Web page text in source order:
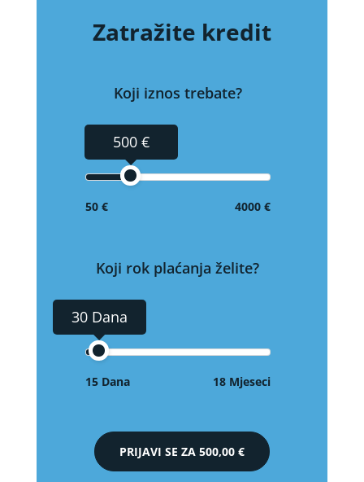
Zatražite kredit
Koji iznos trebate?
500 €
50 € 4000 €
Koji rok plaćanja želite?
30 Dana
15 Dana 18 Mjeseci
PRIJAVI SE ZA 500,00 €